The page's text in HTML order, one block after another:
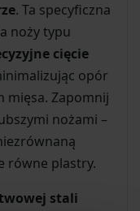
. Ta specyficzna
noży typu
cięcie
opór
mięsa. Zapomnij
nożami –
równe plastry.
stali